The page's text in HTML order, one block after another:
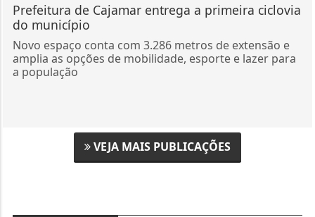
Prefeitura de Cajamar entrega a primeira ciclovia
do município
Novo espaço conta com 3.286 metros de extensão e
amplia as opções de mobilidade, esporte e lazer para
a população
VEJA MAIS PUBLICAÇÕES